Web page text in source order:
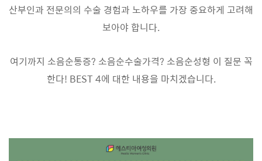
산부인과 전문의의 수술 경험과 노하우를 가장 중요하게 고려해
보아야 합니다.
여기까지 소음순통증? 소음순수술가격? 소음순성형 이 질문 꼭
한다! BEST 4에 대한 내용을 마치겠습니다.